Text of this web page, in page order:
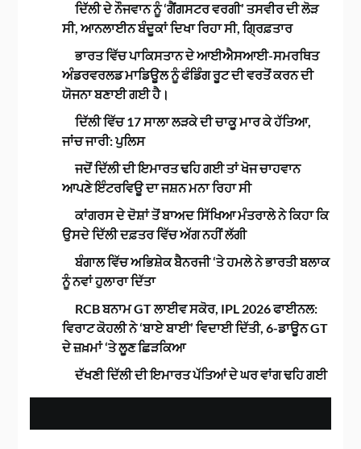
ਦਿੱਲੀ ਦੇ ਨੌਜਵਾਨ ਨੂੰ ‘ਗੈਂਗਸਟਰ ਵਰਗੀ’ ਤਸਵੀਰ ਦੀ ਲੋੜ
ਸੀ, ਆਨਲਾਈਨ ਬੰਦੂਕਾਂ ਦਿਖਾ ਰਿਹਾ ਸੀ, ਗ੍ਰਿਫ਼ਤਾਰ
ਭਾਰਤ ਵਿੱਚ ਪਾਕਿਸਤਾਨ ਦੇ ਆਈਐਸਆਈ-ਸਮਰਥਿਤ
ਅੰਡਰਵਰਲਡ ਮਾਡਿਊਲ ਨੂੰ ਫੰਡਿੰਗ ਰੂਟ ਦੀ ਵਰਤੋਂ ਕਰਨ ਦੀ
ਯੋਜਨਾ ਬਣਾਈ ਗਈ ਹੈ।
ਦਿੱਲੀ ਵਿੱਚ 17 ਸਾਲਾ ਲੜਕੇ ਦੀ ਚਾਕੂ ਮਾਰ ਕੇ ਹੱਤਿਆ,
ਜਾਂਚ ਜਾਰੀ: ਪੁਲਿਸ
ਜਦੋਂ ਦਿੱਲੀ ਦੀ ਇਮਾਰਤ ਢਹਿ ਗਈ ਤਾਂ ਖੋਜ ਚਾਹਵਾਨ
ਆਪਣੇ ਇੰਟਰਵਿਊ ਦਾ ਜਸ਼ਨ ਮਨਾ ਰਿਹਾ ਸੀ
ਕਾਂਗਰਸ ਦੇ ਦੋਸ਼ਾਂ ਤੋਂ ਬਾਅਦ ਸਿੱਖਿਆ ਮੰਤਰਾਲੇ ਨੇ ਕਿਹਾ ਕਿ
ਉਸਦੇ ਦਿੱਲੀ ਦਫ਼ਤਰ ਵਿੱਚ ਅੱਗ ਨਹੀਂ ਲੱਗੀ
ਬੰਗਾਲ ਵਿੱਚ ਅਭਿਸ਼ੇਕ ਬੈਨਰਜੀ ‘ਤੇ ਹਮਲੇ ਨੇ ਭਾਰਤੀ ਬਲਾਕ
ਨੂੰ ਨਵਾਂ ਹੁਲਾਰਾ ਦਿੱਤਾ
RCB ਬਨਾਮ GT ਲਾਈਵ ਸਕੋਰ, IPL 2026 ਫਾਈਨਲ:
ਵਿਰਾਟ ਕੋਹਲੀ ਨੇ ‘ਬਾਏ ਬਾਈ’ ਵਿਦਾਈ ਦਿੱਤੀ, 6-ਡਾਊਨ GT
ਦੇ ਜ਼ਖ਼ਮਾਂ ‘ਤੇ ਲੂਣ ਛਿੜਕਿਆ
ਦੱਖਣੀ ਦਿੱਲੀ ਦੀ ਇਮਾਰਤ ਪੱਤਿਆਂ ਦੇ ਘਰ ਵਾਂਗ ਢਹਿ ਗਈ